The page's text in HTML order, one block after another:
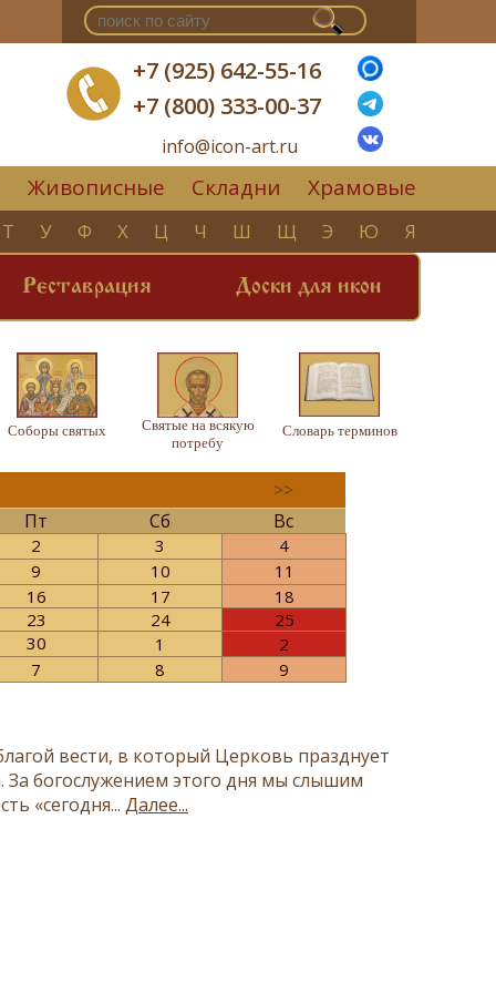
+7 (925) 642-55-16
+7 (800) 333-00-37
info@icon-art.ru
Живописные Складни Храмовые
Т У Ф Х Ц Ч Ш Щ Э Ю Я
Реставрация Доски для икон
Соборы святых
Святые на всякую
потребу
Словарь терминов
>>
Пт Сб Вс
2 3
4
9 10
11
16 17
18
23 24
25
30 1
2
7 8 9
вести, в который Церковь празднует
богослужением этого дня мы слышим
«сегодня... Далее...